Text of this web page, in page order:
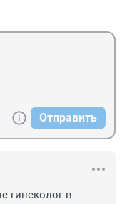
Отправить
гинеколог в